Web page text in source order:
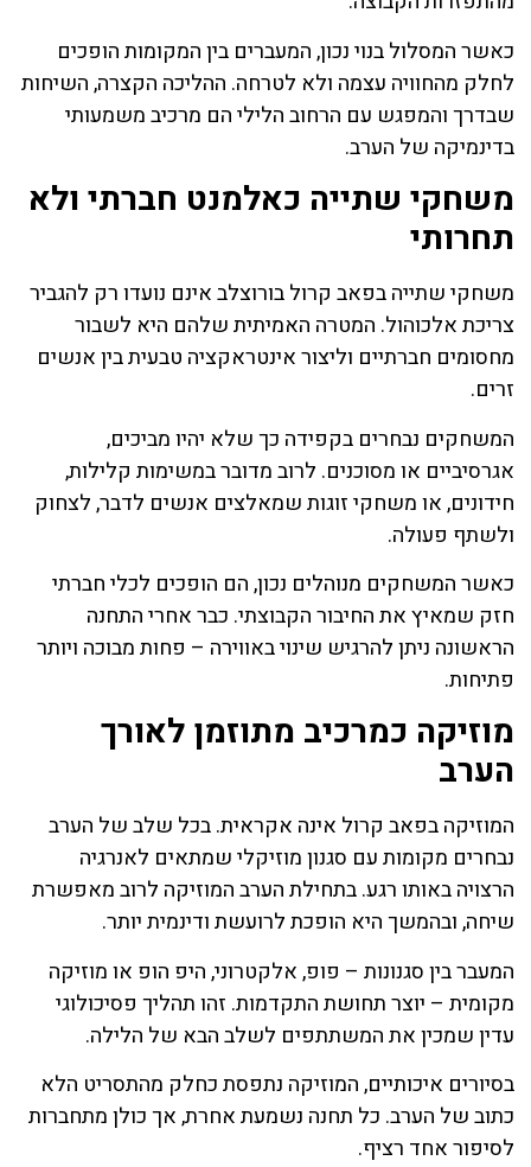
כאשר המסלול בנוי נכון, המעברים בין המקומות הופכים
לחלק מהחוויה עצמה ולא לטרחה. ההליכה הקצרה, השיחות
שבדרך והמפגש עם הרחוב הלילי הם מרכיב משמעותי
בדינמיקה של הערב.
משחקי שתייה כאלמנט חברתי ולא
תחרותי
משחקי שתייה בפאב קרול בורוצלב אינם נועדו רק להגביר
צריכת אלכוהול. המטרה האמיתית שלהם היא לשבור
מחסומים חברתיים וליצור אינטראקציה טבעית בין אנשים
זרים.
המשחקים נבחרים בקפידה כך שלא יהיו מביכים,
אגרסיביים או מסוכנים. לרוב מדובר במשימות קלילות,
חידונים, או משחקי זוגות שמאלצים אנשים לדבר, לצחוק
ולשתף פעולה.
כאשר המשחקים מנוהלים נכון, הם הופכים לכלי חברתי
חזק שמאיץ את החיבור הקבוצתי. כבר אחרי התחנה
הראשונה ניתן להרגיש שינוי באווירה – פחות מבוכה ויותר
פתיחות.
מוזיקה כמרכיב מתוזמן לאורך
הערב
המוזיקה בפאב קרול אינה אקראית. בכל שלב של הערב
נבחרים מקומות עם סגנון מוזיקלי שמתאים לאנרגיה
הרצויה באותו רגע. בתחילת הערב המוזיקה לרוב מאפשרת
שיחה, ובהמשך היא הופכת לרועשת ודינמית יותר.
המעבר בין סגנונות – פופ, אלקטרוני, היפ הופ או מוזיקה
מקומית – יוצר תחושת התקדמות. זהו תהליך פסיכולוגי
עדין שמכין את המשתתפים לשלב הבא של הלילה.
בסיורים איכותיים, המוזיקה נתפסת כחלק מהתסריט הלא
כתוב של הערב. כל תחנה נשמעת אחרת, אך כולן מתחברות
לסיפור אחד רציף.